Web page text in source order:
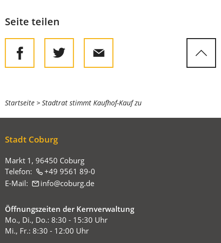
Seite teilen
Sie
befinden
sich
Startseite Stadtrat stimmt Kaufhof-Kauf zu
Stadt Coburg
Markt 1, 96450 Coburg
Telefon:
+49 9561 89-0
E-Mail:
info coburg de
Öffnungszeiten der Kernverwaltung
Mo., Di., Do.: 8:30 - 15:30 Uhr
Mi., Fr.: 8:30 - 12:00 Uhr